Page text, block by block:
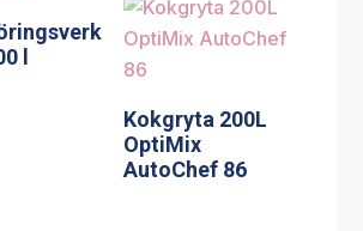
l
Kokgryta 200L
OptiMix
AutoChef 86